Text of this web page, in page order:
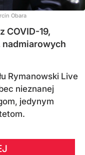
Obara
COVID-19,
nadmiarowych
Rymanowski Live
nieznanej
jedynym